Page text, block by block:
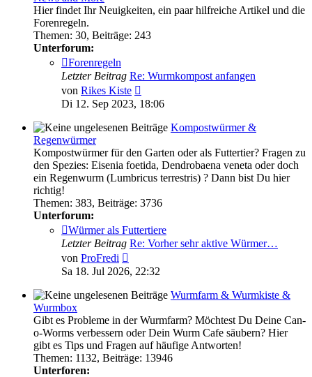
Hier findet Ihr Neuigkeiten, ein paar hilfreiche Artikel und die
Forenregeln.
Themen: 30, Beiträge: 243
Unterforum:
Forenregeln
Letzter Beitrag Re: Wurmkompost anfangen
von Rikes Kiste
Beitrag
Di 12. Sep 2023, 18:06
Kompostwürmer &
Regenwürmer
Kompostwürmer für den Garten oder als Futtertier? Fragen zu
den Spezies: Eisenia foetida, Dendrobaena veneta oder doch
ein Regenwurm (Lumbricus terrestris) ? Dann bist Du hier
richtig!
Themen: 383, Beiträge: 3736
Unterforum:
Würmer als Futtertiere
Letzter Beitrag Re: Vorher sehr aktive Würmer…
von ProFredi
Beitrag
Sa 18. Jul 2026, 22:32
Wurmfarm & Wurmkiste &
Wurmbox
Gibt es Probleme in der Wurmfarm? Möchtest Du Deine Can-
o-Worms verbessern oder Dein Wurm Cafe säubern? Hier
gibt es Tips und Fragen auf häufige Antworten!
Themen: 1132, Beiträge: 13946
Unterforen: